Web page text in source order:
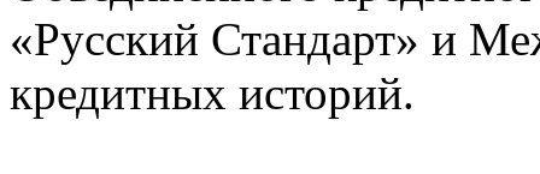
«Русский Стандарт» и
кредитных историй.